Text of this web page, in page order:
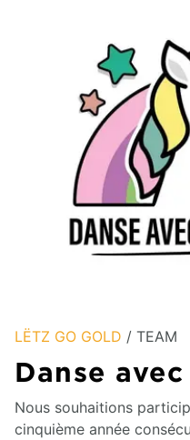
LËTZ GO GOLD / TEAM
Danse
Nous souhaitions
cinquième année